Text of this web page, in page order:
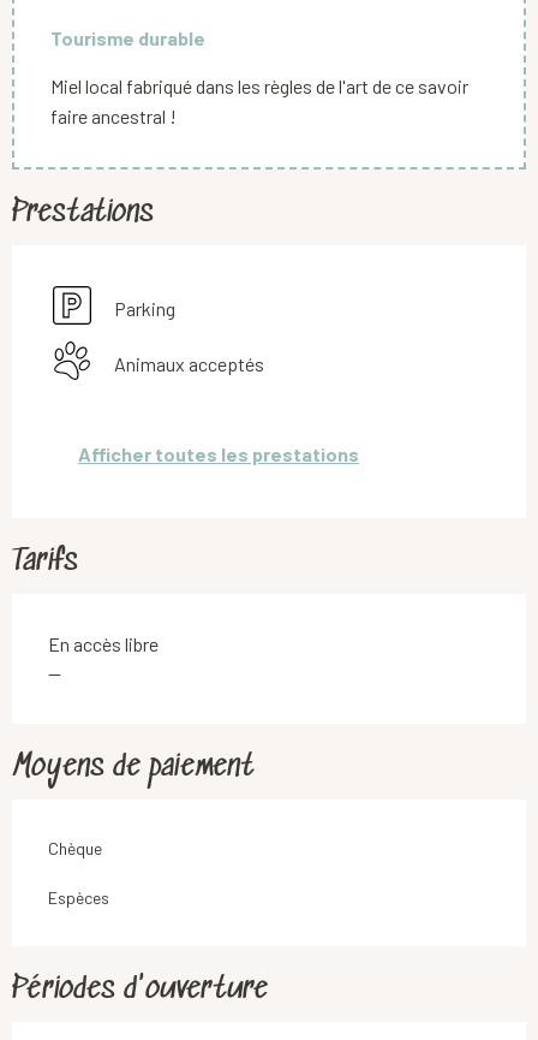
Tourisme durable
Miel local fabriqué dans les règles de l'art de ce savoir
faire ancestral !
Prestations
Parking
Animaux acceptés
Afficher toutes les prestations
Tarifs
En accès libre
—
Moyens de paiement
Chèque
Espèces
Périodes d'ouverture